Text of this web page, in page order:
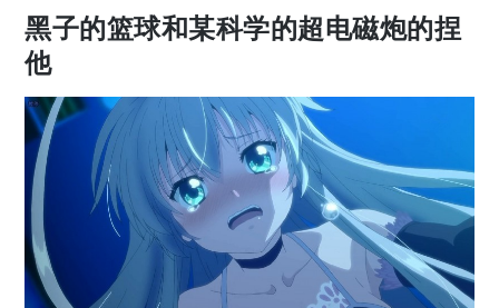
黑子的篮球和某科学的超电磁炮的捏
他